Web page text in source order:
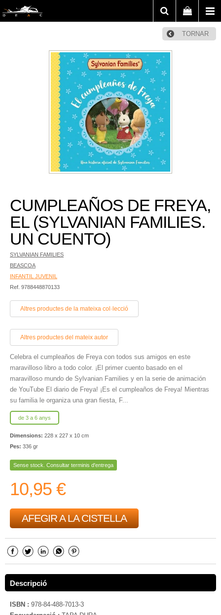
TORNAR
CUMPLEAÑOS DE FREYA,
EL (SYLVANIAN FAMILIES.
UN CUENTO)
SYLVANIAN FAMILIES
BEASCOA
INFANTIL JUVENIL
Ref. 9788448870133
Altres productes de la mateixa col·lecció
Altres productes del mateix autor
Celebra el cumpleaños de Freya con todos sus amigos en este
maravilloso libro a todo color. ¡El primer cuento basado en el
maravilloso mundo de Sylvanian Families y en la serie de animación
de YouTube El diario de Freya! ¡Es el cumpleaños de Freya! Mientras
su familia le organiza una gran fiesta, F...
de 3 a 6 anys
Dimensions: 228 x 227 x 10 cm
Pes: 336 gr
Sense stock. Consultar terminis d'entrega
10,95 €
AFEGIR A LA CISTELLA
Descripció
ISBN : 978-84-488-7013-3